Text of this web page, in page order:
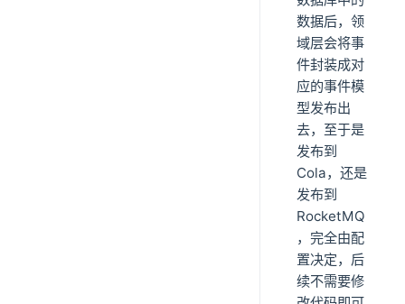
数据后，领
域层会将事
件封装成对
应的事件模
型发布出
去，至于是
发布到
Cola，还是
发布到
RocketMQ
，完全由配
置决定，后
续不需要修